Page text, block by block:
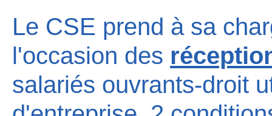
Le CSE prend à sa
l'occasion des
salariés ouvrants-droit